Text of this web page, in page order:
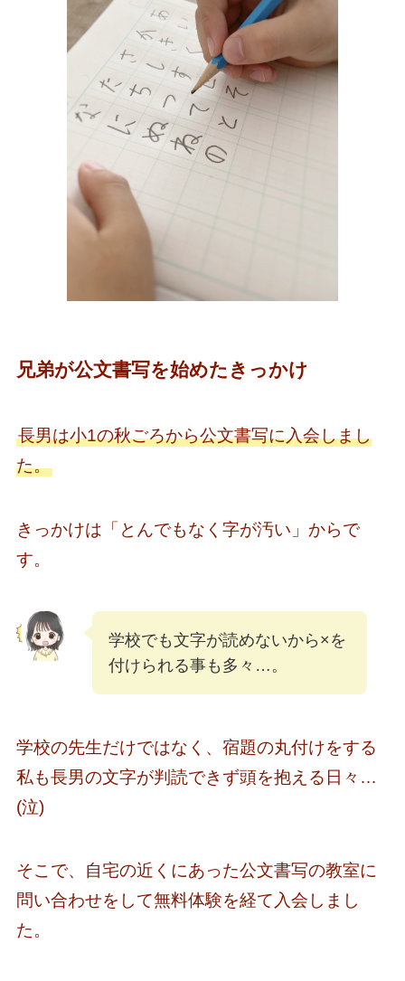
兄弟が公文書写を始めたきっかけ
長男は小1の秋ごろから公文書写に入会しまし
た。
きっかけは「とんでもなく字が汚い」からで
す。
学校でも文字が読めないから×を
付けられる事も多々…。
学校の先生だけではなく、宿題の丸付けをする
私も長男の文字が判読できず頭を抱える日々…
(泣)
そこで、自宅の近くにあった公文書写の教室に
問い合わせをして無料体験を経て入会しまし
た。